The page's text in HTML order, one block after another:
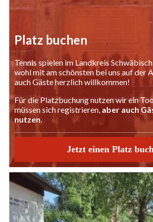
Platz buchen
Tennis spielen im Landkreis
wohl mit am schönsten bei uns auf der
auch Gäste herzlich willkommen!
Für die Platzbuchung nutzen wir ein
müssen sich registrieren, aber auch
nutzen.
Jetzt einen Platz